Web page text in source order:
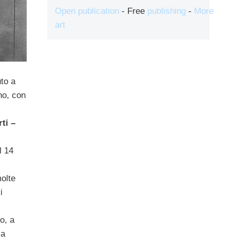
a
con
–
14
a
Open publication - Free publishing - More
art